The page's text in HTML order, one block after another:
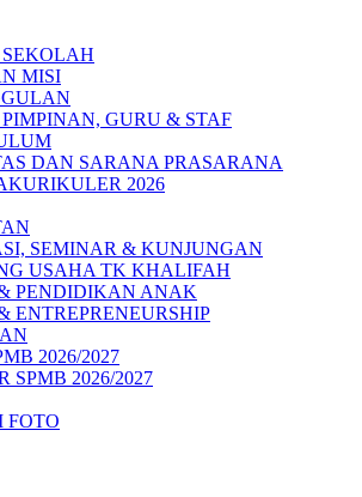
SEKOLAH
MISI
PIMPINAN, GURU & STAF
DAN SARANA PRASARANA
2026
SEMINAR & KUNJUNGAN
USAHA TK KHALIFAH
PENDIDIKAN ANAK
ENTREPRENEURSHIP
2026/2027
SPMB 2026/2027
FOTO